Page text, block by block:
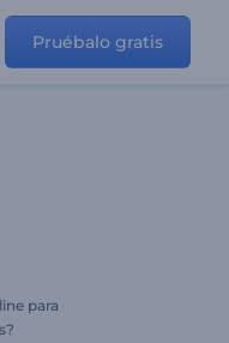
Pruébalo gratis
para